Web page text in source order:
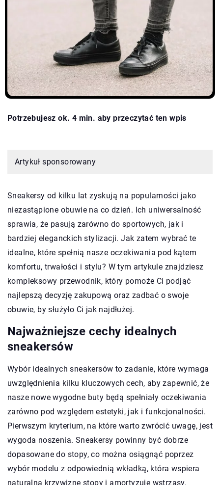
Potrzebujesz ok. 4 min. aby przeczytać ten wpis
Artykuł sponsorowany
Sneakersy od kilku lat zyskują na popularności jako
niezastąpione obuwie na co dzień. Ich uniwersalność
sprawia, że pasują zarówno do sportowych, jak i
bardziej eleganckich stylizacji. Jak zatem wybrać te
idealne, które spełnią nasze oczekiwania pod kątem
komfortu, trwałości i stylu? W tym artykule znajdziesz
kompleksowy przewodnik, który pomoże Ci podjąć
najlepszą decyzję zakupową oraz zadbać o swoje
obuwie, by służyło Ci jak najdłużej.
Najważniejsze cechy idealnych
sneakersów
Wybór idealnych sneakersów to zadanie, które wymaga
uwzględnienia kilku kluczowych cech, aby zapewnić, że
nasze nowe wygodne buty będą spełniały oczekiwania
zarówno pod względem estetyki, jak i funkcjonalności.
Pierwszym kryterium, na które warto zwrócić uwagę, jest
wygoda noszenia. Sneakersy powinny być dobrze
dopasowane do stopy, co można osiągnąć poprzez
wybór modelu z odpowiednią wkładką, która wspiera
naturalną krzywiznę stopy i amortyzuje wstrząsy.